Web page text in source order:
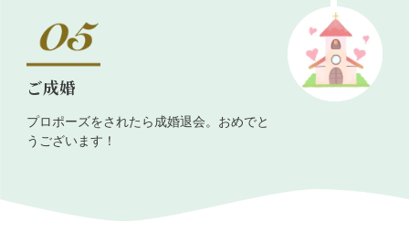
ご成婚
プロポーズをされたら成婚退会。おめでと
うございます！